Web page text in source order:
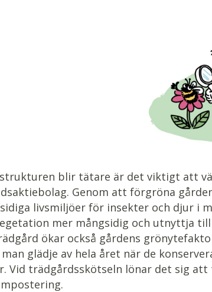
blir tätare är det viktigt att
Genom att förgröna
livsmiljöer för insekter och djur i
mer mångsidig och utnyttja
ökar också gårdens
glädje av hela året när de
Vid trädgårdsskötseln lönar det sig